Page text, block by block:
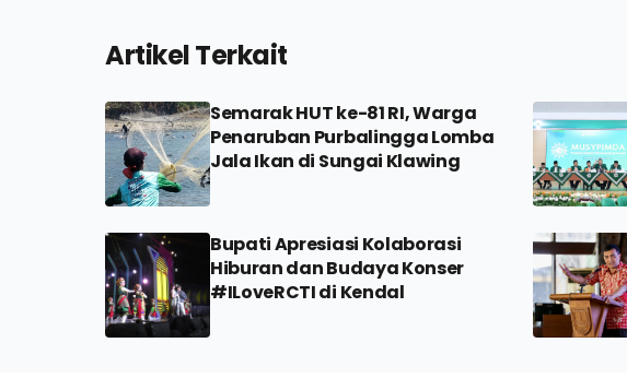
Artikel Terkait
Semarak HUT ke-81 RI, Warga
Penaruban Purbalingga Lomba
Jala Ikan di Sungai Klawing
Bupati Apresiasi Kolaborasi
Hiburan dan Budaya Konser
#ILoveRCTI di Kendal